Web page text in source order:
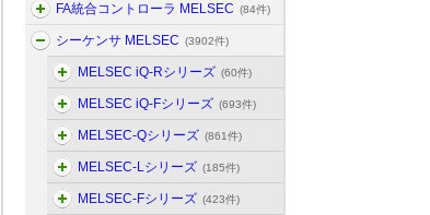
FA統合コントローラ MELSEC (84件)
シーケンサ MELSEC (3902件)
MELSEC iQ-Rシリーズ (60件)
MELSEC iQ-Fシリーズ (693件)
MELSEC-Qシリーズ (861件)
MELSEC-Lシリーズ (185件)
MELSEC-Fシリーズ (423件)